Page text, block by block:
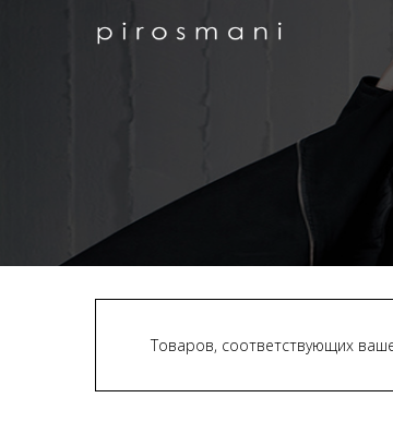
Товаров, соответствующих